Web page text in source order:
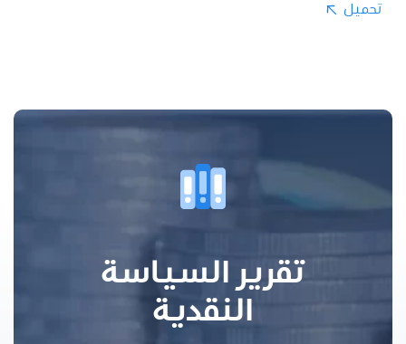
تحميل
تقرير السياسة
النقدية